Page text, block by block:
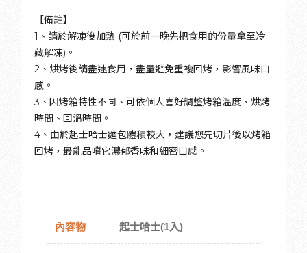
【備註】
1、請於解凍後加熱 (可於前一晚先把食用的份量拿至冷
藏解凍)。
2、烘烤後請盡速食用，盡量避免重複回烤，影響風味口
感。
3、因烤箱特性不同、可依個人喜好調整烤箱溫度、烘烤
時間、回溫時間。
4、由於起士哈士麵包體積較大，建議您先切片後以烤箱
回烤，最能品嚐它濃郁香味和細密口感。
內容物 起士哈士(1入)